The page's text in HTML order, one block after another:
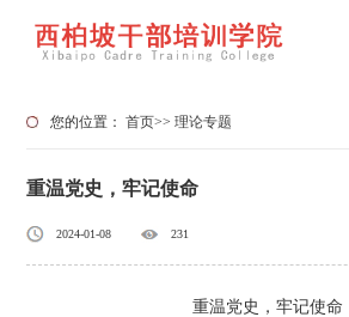
您的位置：首页>>理论专题
重温党史，牢记使命
2024-01-08 231
重温党史，牢记使命